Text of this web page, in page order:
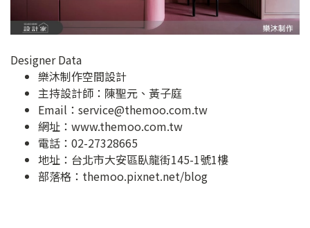
Designer Data
樂沐制作空間設計
主持設計師：陳聖元、黃子庭
Email： service@themoo.com.tw
網址： www.themoo.com.tw
電話：02-27328665
地址： 台北市大安區臥龍街145-1號1樓
部落格： themoo.pixnet.net/blog